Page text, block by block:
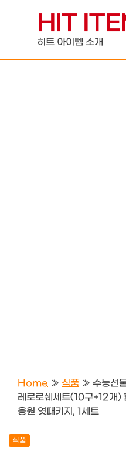
contentHIT
히트 아이템 소개
Home » 식품 » 수능선
레로로쉐세트(10구+12개)
응원 엿패키지, 1세트
식품